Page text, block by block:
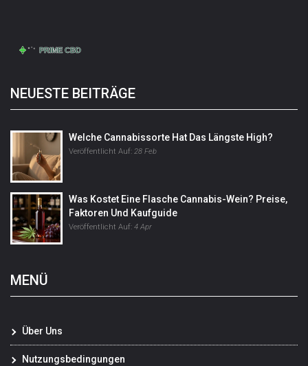
NEUESTE BEITRÄGE
Welche Cannabissorte Hat Das Längste High?
Veröffentlicht Auf: 28 Feb
Was Kostet Eine Flasche Cannabis-Wein? Preise,
Faktoren Und Kaufguide
Veröffentlicht Auf: 4 Apr
MENÜ
Über Uns
Nutzungsbedingungen